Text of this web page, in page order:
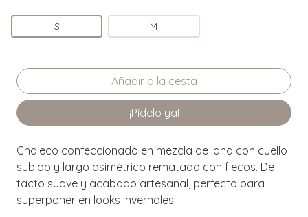
S M
¡Pídelo ya!
Chaleco confeccionado en mezcla de lana con cuello
subido y largo asimétrico rematado con flecos. De
tacto suave y acabado artesanal, perfecto para
superponer en looks invernales.